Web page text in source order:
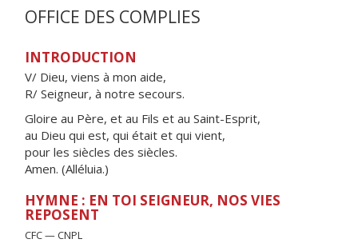
OFFICE DES COMPLIES
INTRODUCTION
V/ Dieu, viens à mon aide,
R/ Seigneur, à notre secours.
Gloire au Père, et au Fils et au Saint-Esprit,
au Dieu qui est, qui était et qui vient,
pour les siècles des siècles.
Amen. (Alléluia.)
HYMNE : EN TOI SEIGNEUR, NOS VIES
REPOSENT
CFC — CNPL